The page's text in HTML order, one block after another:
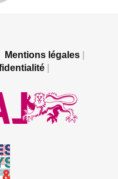
Mentions légales